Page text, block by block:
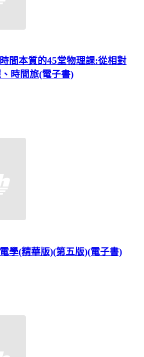
間本質的45堂物理課:從相對
時間旅(電子書)
學(精華版)(第五版)(電子書)